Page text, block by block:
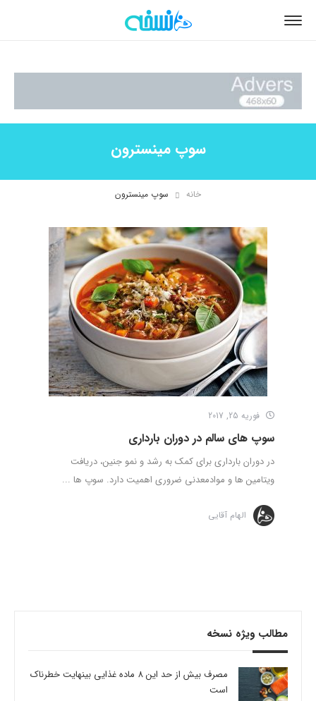
سوپ مینسترون
خانه سوپ مینسترون
فوریه 25, 2017
سوپ های سالم در دوران بارداری
در دوران بارداری برای کمک به رشد و نمو جنین، دریافت
ویتامین ها و موادمعدنی ضروری اهمیت دارد. سوپ ها ...
الهام آقایی
مطالب ویژه نسخه
مصرف بیش از حد این 8 ماده غذایی بینهایت خطرناک
است